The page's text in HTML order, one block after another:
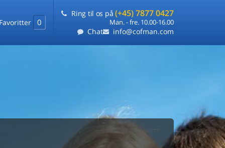
Favoritter 0
Ring til os på (+45) 7877 0427
Man. - fre. 10.00-16.00
Chat info@cofman.com